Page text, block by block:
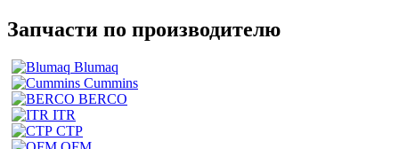
Запчасти по производителю
Blumaq
Cummins
BERCO
ITR
CTP